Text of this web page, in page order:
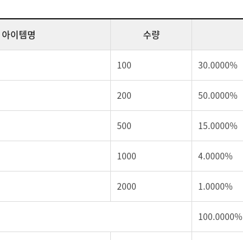
아이템명 수량
100 30.0000%
200 50.0000%
500 15.0000%
1000 4.0000%
2000 1.0000%
100.0000%